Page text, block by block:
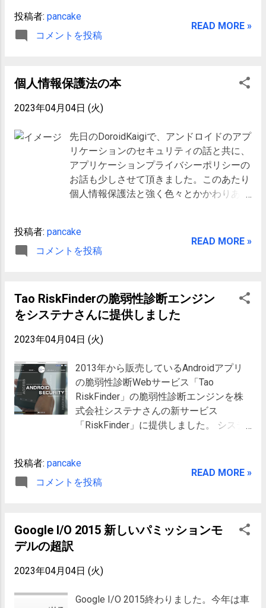
削除されてしまいました。 抹殺されたパ
ミッショングループ達
android.permission-
group.AFFECTS_BATTERY
android.permission-group.APP_INFO
group.AUDIO_SETTINGS
android.permission-
group.BLUETOOTH_NETWORK
android.permission-group.COST_MONEY
android.permission-
group.DEVICE_ALARMS
android.permission-group.DISPLAY
android.permission-group.MESSAGES
android.permission-group.NETWORK
android.permission-
group.PERSONAL_INFO
android.permission-g...
ナールーム 対象：Androidアプリケーシ
ョンの企画、設計、開発のリーダー、お
わたって継続していることになります
（思わず遠い目．．．）。 このセミナで
は、Androidアプリを開発する上で開発者
セキュリティの仕組みや限界について説
明しつつ、セキュアなAndroidアプリを開
発するためのポイントについてお話しま
す。 座学なのであまりソースコードレベ
ルの話はせず、考え方やチェックポイン
講習では定番の内容に加えて、次の
Android Mで導入される予定の新しいパー
て今まで参加できなかった方、まだ余裕
がありますので、お早めにお申し込み頂
ければと思います。 お申し込み、お問い
合わせは、セキュアスカイ・テクノロジ
TEL：03-3525-8045 E-mail：
info@securesky-tech.com お申し込み こ
ちらからどうぞ Share on Tumblr Tweet
投稿者: pancake
コメントを投稿
READ MORE »
個人情報保護法の本
2023年04月04日 (火)
先日のDoroidKaigiで、アンドロイドのアプ
リケーションのセキュリティの話と共に、
アプリケーションプライバシーポリシーの
お話も少しさせて頂きました。このあたり
個人情報保護法と強く色々とかかわりあう
てしまうので、使用しないようにしてきま
した。 どのようになるにせよ、衆議院通
と思っていましたら。 2015/6/9 マイナン
バー法と個人情報保護法、参院審議を当面
見送り 年金情報流出問題で ということ
で、まだまだ時間がかかりそうです。個人
業が増えていやなのですが…. 法改正の前に
復習として読んでおこうと思って、この本
を読んでみました。 なかなか読みごたえ
があって面白かったです。 只、流し読み
が難しいので、時間がある時にじっくり読
投稿者: pancake
コメントを投稿
READ MORE »
Tao RiskFinderの脆弱性診断エンジン
をシステナさんに提供しました
2023年04月04日 (火)
2013年から販売しているAndroidアプリ
の脆弱性診断Webサービス「Tao
RiskFinder」の脆弱性診断エンジンを株
式会社システナさんの新サービス
「RiskFinder」に提供しました。 システ
サービスのサイト にはTao RiskFinderの
ロゴが載せられていて、「Tao RiskFinder
か申し訳ない感じです。 さて、今回のエ
ンジン提供の経緯について少し書きたい
のWebサービスで、定期的に診断が行わ
スです。 ここ数年Tao RiskFinderを様々
投稿者: pancake
コメントを投稿
READ MORE »
Google I/O 2015 新しいパミッションモ
デルの超訳
2023年04月04日 (火)
Google I/O 2015終わりました。今年は車